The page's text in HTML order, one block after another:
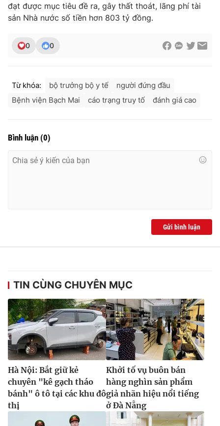
đạt được mục tiêu đề ra, gây thất thoát, lãng phí tài
sản Nhà nước số tiền hơn 803 tỷ đồng.
0 0
Từ khóa: bộ trưởng bộ y tế
người đứng đầu
Bệnh viện Bạch Mai
cáo trạng truy tố đánh giá cao
Bình luận (0)
Gửi bình luận
TIN CÙNG CHUYÊN MỤC
Hà Nội: Bắt giữ kẻ
chuyên "kê gạch tháo
bánh" ô tô tại các khu đô
thị
Khởi tố vụ buôn bán
hàng nghìn sản phẩm
giả nhãn hiệu nổi tiếng
ở Đà Nẵng